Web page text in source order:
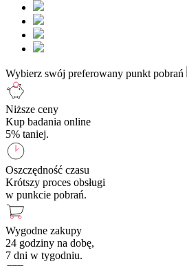
Wybierz swój preferowany punkt pobrań
Niższe ceny
Kup badania online
5% taniej.
Oszczędność czasu
Krótszy proces obsługi
w punkcie pobrań.
Wygodne zakupy
24 godziny na dobę,
7 dni w tygodniu.